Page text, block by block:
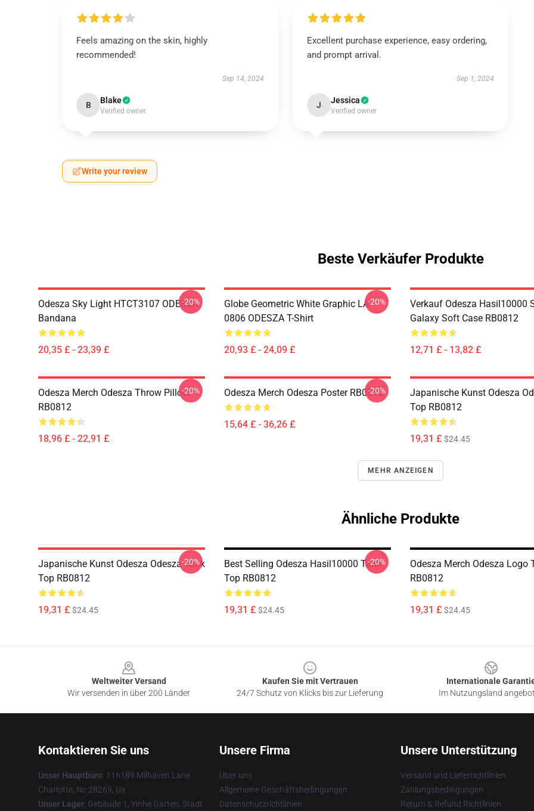
Feels amazing on the skin, highly
recommended!
Sep 14, 2024
B Blake
Verified owner
Excellent purchase experience, easy ordering,
and prompt arrival.
Sep 1, 2024
J Jessica
Verified owner
Write your review
Beste Verkäufer Produkte
Odesza Sky Light HTCT3107 ODESZA
Bandana
20,35 £ - 23,39 £
-20%
Globe Geometric White Graphic LA
0806 ODESZA T-Shirt
20,93 £ - 24,09 £
-20%
Verkauf Odesza Hasil10000
Galaxy Soft Case RB0812
12,71 £ - 13,82 £
Odesza Merch Odesza Throw Pillow
RB0812
18,96 £ - 22,91 £
-20% Odesza Merch Odesza Poster RB0812
15,64 £ - 36,26 £
-20%
Japanische Kunst Odesza
Top RB0812
19,31 £ $24.45
MEHR ANZEIGEN
Ähnliche Produkte
Japanische Kunst Odesza Odesza Tank
Top RB0812
19,31 £ $24.45
-20%
Best Selling Odesza Hasil10000 Tank
Top RB0812
19,31 £ $24.45
-20%
Odesza Merch Odesza Logo
RB0812
19,31 £ $24.45
Weltweiter Versand
Wir versenden in über 200 Länder
Kaufen Sie mit Vertrauen
24/7 Schutz von Klicks bis zur Lieferung
Internationale
Im Nutzungsland
Kontaktieren Sie uns
Unser Hauptbüro: 116189 Milhaven Lane
Charlotte, Nc 28269, Us
Unser Lager: Gebäude 1, Yinhe Garten, Stadt
Unsere Firma
Über uns
Allgemeine Geschäftsbedingungen
Datenschutzrichtlinien
Unsere Unterstützung
Versand und Lieferrichtlinien
Zahlungsbedingungen
Return & Refund Richtlinien